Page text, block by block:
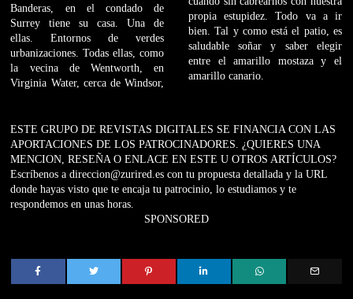
Banderas, en el condado de
Surrey tiene su casa. Una de
ellas. Entornos de verdes
urbanizaciones. Todas ellas, como
la vecina de Wentworth, en
Virginia Water, cerca de Windsor,
propia estupidez. Todo va a ir
bien. Tal y como está el patio, es
saludable soñar y saber elegir
entre el amarillo mostaza y el
amarillo canario.
ESTE GRUPO DE REVISTAS DIGITALES SE FINANCIA CON LAS
APORTACIONES DE LOS PATROCINADORES. ¿QUIERES UNA
MENCION, RESEÑA O ENLACE EN ESTE U OTROS ARTÍCULOS?
Escríbenos a direccion@zurired.es con tu propuesta detallada y la URL
donde hayas visto que te encaja tu patrocinio, lo estudiamos y te
respondemos en unas horas.
SPONSORED